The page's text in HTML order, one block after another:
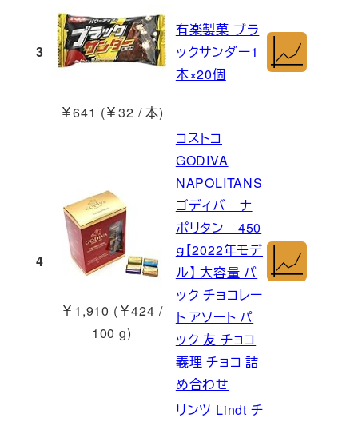
3
￥641 (￥32 / 本)
有楽製菓 ブラ
ックサンダー1
本×20個
4
￥1,910 (￥424 /
100 g)
コストコ
GODIVA
NAPOLITANS
ゴディバ ナ
ポリタン 450
ｇ【2022年モデ
ル】 大容量 パ
ック チョコレー
ト アソート パ
ック 友 チョコ
義理 チョコ 詰
め合わせ
リンツ Lindt チ